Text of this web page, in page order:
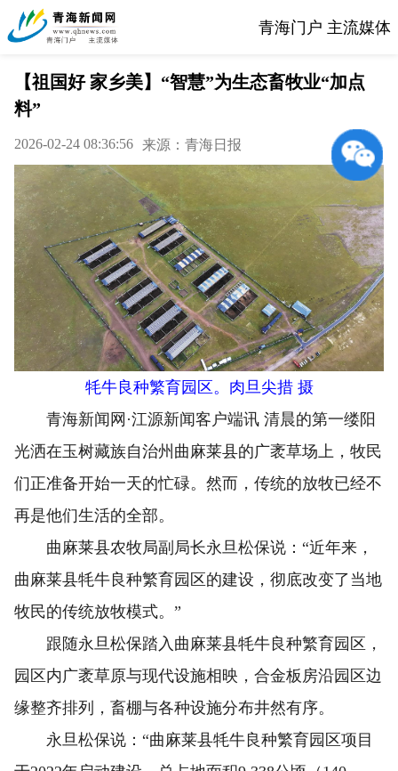
青海门户 主流媒体
【祖国好 家乡美】“智慧”为生态畜牧业“加点
料”
2026-02-24 08:36:56 来源：青海日报
牦牛良种繁育园区。肉旦尖措 摄
青海新闻网·江源新闻客户端讯 清晨的第一缕阳
光洒在玉树藏族自治州曲麻莱县的广袤草场上，牧民
们正准备开始一天的忙碌。然而，传统的放牧已经不
再是他们生活的全部。
曲麻莱县农牧局副局长永旦松保说：“近年来，
曲麻莱县牦牛良种繁育园区的建设，彻底改变了当地
牧民的传统放牧模式。”
跟随永旦松保踏入曲麻莱县牦牛良种繁育园区，
园区内广袤草原与现代设施相映，合金板房沿园区边
缘整齐排列，畜棚与各种设施分布井然有序。
永旦松保说：“曲麻莱县牦牛良种繁育园区项目